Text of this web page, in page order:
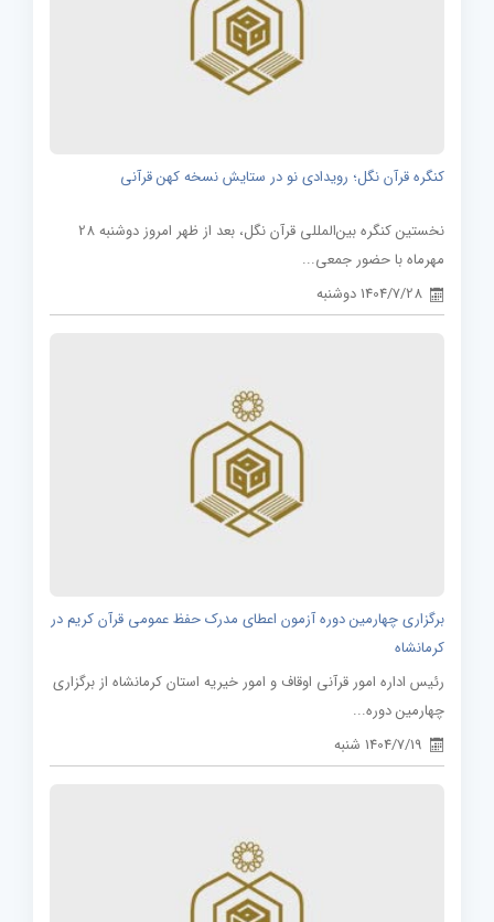
کنگره قرآن نگل؛ رویدادی نو در ستایش نسخه کهن قرآنی
نخستین کنگره بین‌المللی قرآن نگل، بعد از ظهر امروز دوشنبه 28
مهرماه با حضور جمعی...
1404/7/28 دوشنبه
برگزاری چهارمین دوره آزمون اعطای مدرک حفظ عمومی قرآن کریم در
کرمانشاه
رئیس اداره امور قرآنی اوقاف و امور خیریه استان کرمانشاه از برگزاری
چهارمین دوره...
1404/7/19 شنبه